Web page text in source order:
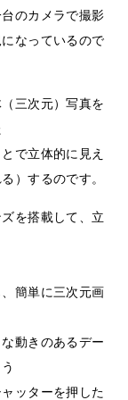
のカメラで撮影
なっているので
三次元）写真を
で立体的に見え
）するのです。
を搭載して、立
簡単に三次元画
動きのあるデー
ッターを押した